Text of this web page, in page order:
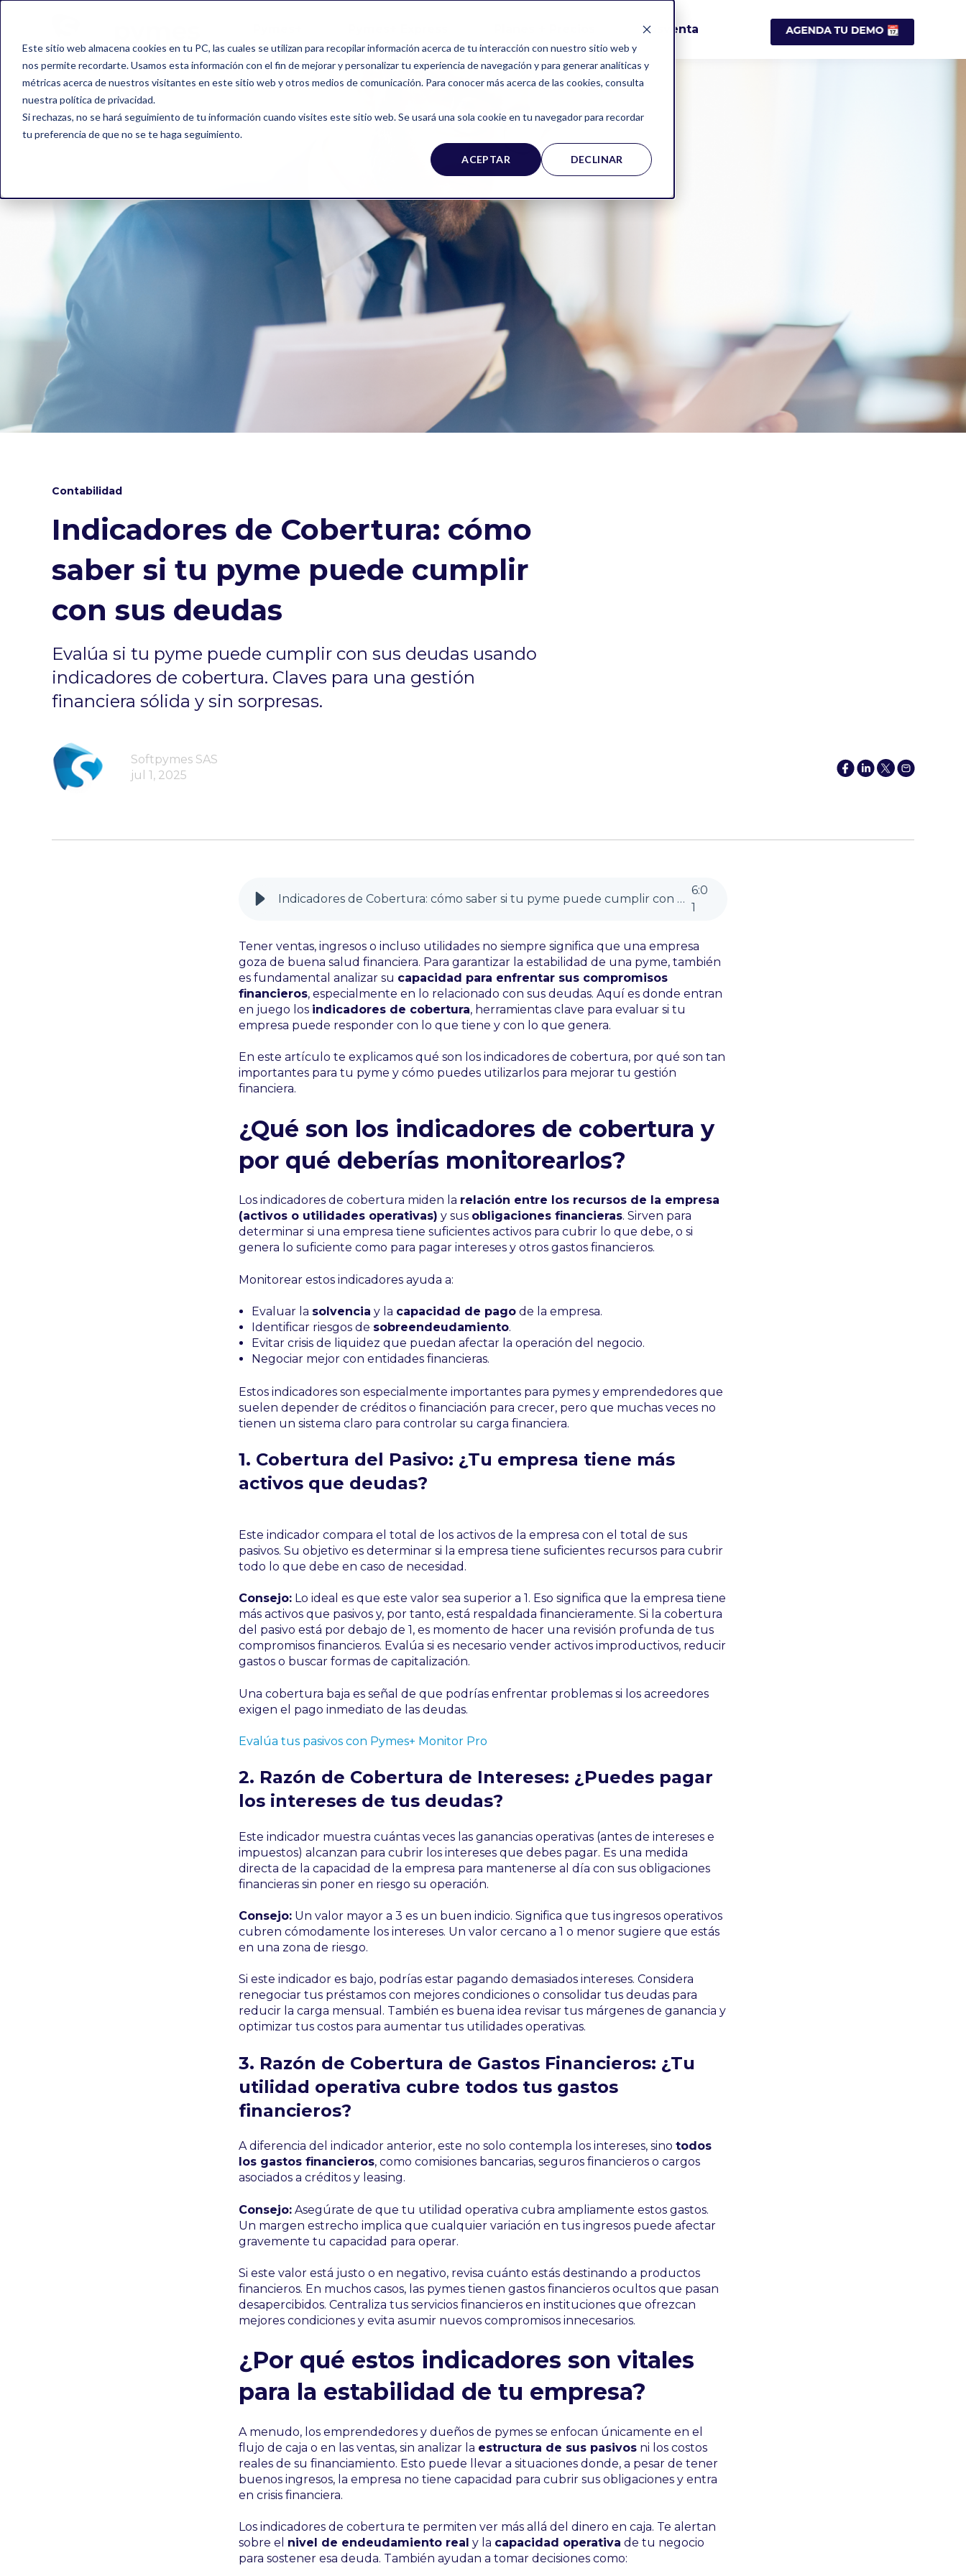
Este sitio web almacena cookies en tu PC, las cuales se utilizan para recopilar información acerca de tu interacción con nuestro sitio web y
nos permite recordarte. Usamos esta información con el fin de mejorar y personalizar tu experiencia de navegación y para generar analíticas y
métricas acerca de nuestros visitantes en este sitio web y otros medios de comunicación. Para conocer más acerca de las cookies, consulta
nuestra política de privacidad.
Si rechazas, no se hará seguimiento de tu información cuando visites este sitio web. Se usará una sola cookie en tu navegador para recordar
tu preferencia de que no se te haga seguimiento.
ACEPTAR DECLINAR
Posventa
Contabilidad
Indicadores de Cobertura: cómo
saber si tu pyme puede cumplir
con sus deudas
Evalúa si tu pyme puede cumplir con sus deudas usando
indicadores de cobertura. Claves para una gestión
financiera sólida y sin sorpresas.
Softpymes SAS
jul 1, 2025
Indicadores de Cobertura: cómo saber si tu pyme puede cumplir con sus deudas
6:0
1
Tener ventas, ingresos o incluso utilidades no siempre significa que una empresa
goza de buena salud financiera. Para garantizar la estabilidad de una pyme, también
es fundamental analizar su capacidad para enfrentar sus compromisos
financieros, especialmente en lo relacionado con sus deudas. Aquí es donde entran
en juego los indicadores de cobertura, herramientas clave para evaluar si tu
empresa puede responder con lo que tiene y con lo que genera.
En este artículo te explicamos qué son los indicadores de cobertura, por qué son tan
importantes para tu pyme y cómo puedes utilizarlos para mejorar tu gestión
financiera.
¿Qué son los indicadores de cobertura y
por qué deberías monitorearlos?
Los indicadores de cobertura miden la relación entre los recursos de la empresa
(activos o utilidades operativas) y sus obligaciones financieras. Sirven para
determinar si una empresa tiene suficientes activos para cubrir lo que debe, o si
genera lo suficiente como para pagar intereses y otros gastos financieros.
Monitorear estos indicadores ayuda a:
Evaluar la solvencia y la capacidad de pagode la empresa.
Identificar riesgos de sobreendeudamiento.
Evitar crisis de liquidez que puedan afectar la operación del negocio.
Negociar mejor con entidades financieras.
Estos indicadores son especialmente importantes para pymes y emprendedores que
suelen depender de créditos o financiación para crecer, pero que muchas veces no
tienen un sistema claro para controlar su carga financiera.
1. Cobertura del Pasivo: ¿Tu empresa tiene más
activos que deudas?
Este indicador compara el total de los activos de la empresa con el total de sus
pasivos. Su objetivo es determinar si la empresa tiene suficientes recursos para cubrir
todo lo que debe en caso de necesidad.
Consejo: Lo ideal es que este valor sea superior a 1. Eso significa que la empresa tiene
más activos que pasivos y, por tanto, está respaldada financieramente. Si la cobertura
del pasivo está por debajo de 1, es momento de hacer una revisión profunda de tus
compromisos financieros. Evalúa si es necesario vender activos improductivos, reducir
gastos o buscar formas de capitalización.
Una cobertura baja es señal de que podrías enfrentar problemas si los acreedores
exigen el pago inmediato de las deudas.
Evalúa tus pasivos con Pymes+ Monitor Pro
2. Razón de Cobertura de Intereses: ¿Puedes pagar
los intereses de tus deudas?
Este indicador muestra cuántas veces las ganancias operativas (antes de intereses e
impuestos) alcanzan para cubrir los intereses que debes pagar. Es una medida
directa de la capacidad de la empresa para mantenerse al día con sus obligaciones
financieras sin poner en riesgo su operación.
Consejo: Un valor mayor a 3 es un buen indicio. Significa que tus ingresos operativos
cubren cómodamente los intereses. Un valor cercano a 1 o menor sugiere que estás
en una zona de riesgo.
Si este indicador es bajo, podrías estar pagando demasiados intereses. Considera
renegociar tus préstamos con mejores condiciones o consolidar tus deudas para
reducir la carga mensual. También es buena idea revisar tus márgenes de ganancia y
optimizar tus costos para aumentar tus utilidades operativas.
3. Razón de Cobertura de Gastos Financieros: ¿Tu
utilidad operativa cubre todos tus gastos
financieros?
A diferencia del indicador anterior, este no solo contempla los intereses, sino todos
los gastos financieros, como comisiones bancarias, seguros financieros o cargos
asociados a créditos y leasing.
Consejo: Asegúrate de que tu utilidad operativa cubra ampliamente estos gastos.
Un margen estrecho implica que cualquier variación en tus ingresos puede afectar
gravemente tu capacidad para operar.
Si este valor está justo o en negativo, revisa cuánto estás destinando a productos
financieros. En muchos casos, las pymes tienen gastos financieros ocultos que pasan
desapercibidos. Centraliza tus servicios financieros en instituciones que ofrezcan
mejores condiciones y evita asumir nuevos compromisos innecesarios.
¿Por qué estos indicadores son vitales
para la estabilidad de tu empresa?
A menudo, los emprendedores y dueños de pymes se enfocan únicamente en el
flujo de caja o en las ventas, sin analizar la estructura de sus pasivos ni los costos
reales de su financiamiento. Esto puede llevar a situaciones donde, a pesar de tener
buenos ingresos, la empresa no tiene capacidad para cubrir sus obligaciones y entra
en crisis financiera.
Los indicadores de cobertura te permiten ver más allá del dinero en caja. Te alertan
sobre el nivel de endeudamiento real y la capacidad operativa de tu negocio
para sostener esa deuda. También ayudan a tomar decisiones como: